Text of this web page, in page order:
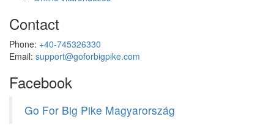
Contact
Phone: +40-745326330
Email: support@goforbigpike.com
Facebook
Go For Big Pike Magyarország